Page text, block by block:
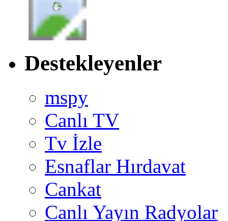
Destekleyenler
mspy
Canlı TV
Tv İzle
Esnaflar Hırdavat
Cankat
Canlı Yayın Radyolar